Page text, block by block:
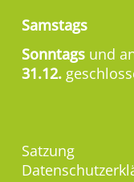
Samstags
Sonntags und
31.12.
Satzung